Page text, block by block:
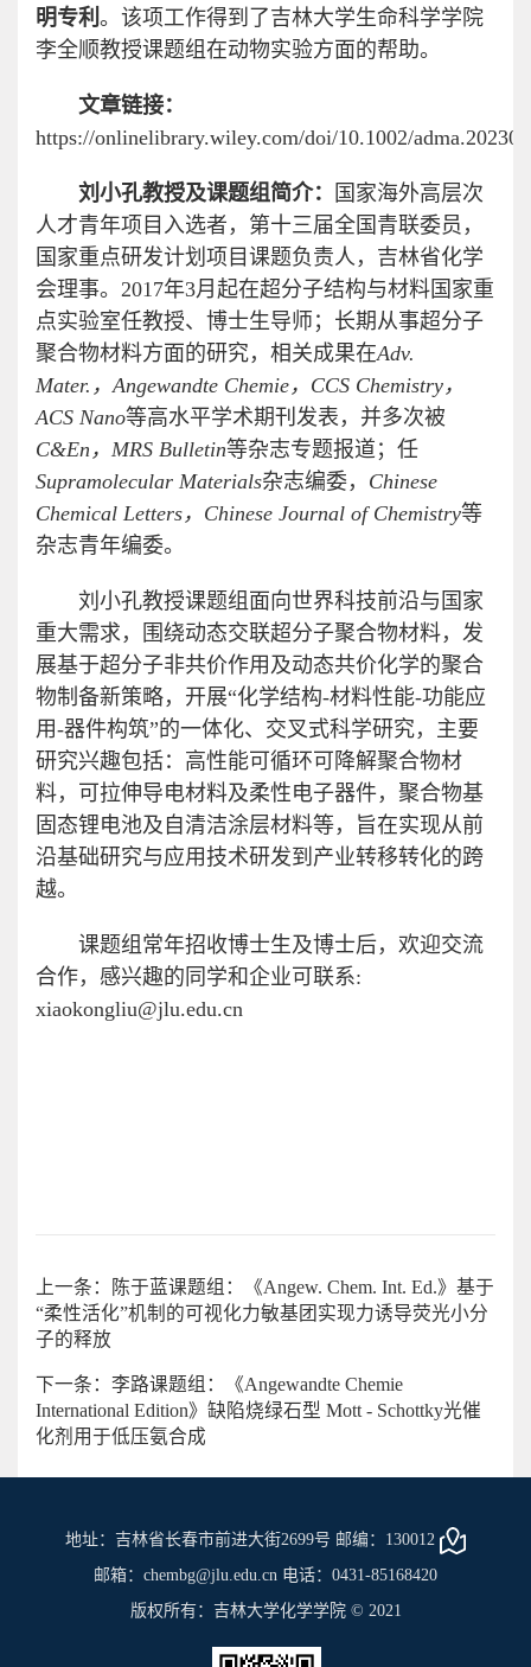
明专利 。该项工作得到了吉林大学生命科学学院
李全顺教授课题组在动物实验方面的帮助。
文章链接：
https://onlinelibrary.wiley.com/doi/10.1002/
刘小孔教授及课题组简介：
国家海外高层次
人才青年项目入选者，第十三届全国青联委员，
国家重点研发计划项目课题负责人，吉林省化学
会理事。2017年3月起在超分子结构与材料国家重
点实验室任教授、博士生导师；长期从事超分子
聚合物材料方面的研究，相关成果在Adv.
Mater. ，Angewandte Chemie，CCS Chemistry，
ACS Nano等高水平学术期刊发表，并多次被
C&En ，MRS Bulletin等杂志专题报道；任
Supramolecular Materials杂志编委， Chinese
Chemical Letters，Chinese Journal of Chemistry等
杂志青年编委。
刘小孔教授课题组面向世界科技前沿与国家
重大需求，围绕动态交联超分子聚合物材料，发
展基于超分子非共价作用及动态共价化学的聚合
物制备新策略，开展“化学结构-材料性能-功能应
用-器件构筑”的一体化、交叉式科学研究，主要
研究兴趣包括：高性能可循环可降解聚合物材
料，可拉伸导电材料及柔性电子器件，聚合物基
固态锂电池及自清洁涂层材料等，旨在实现从前
沿基础研究与应用技术研发到产业转移转化的跨
越。
课题组常年招收博士生及博士后，欢迎交流
合作，感兴趣的同学和企业可联系:
xiaokongliu@jlu.edu.cn
上一条：陈于蓝课题组：《Angew. Chem. Int. Ed.》基于
“柔性活化”机制的可视化力敏基团实现力诱导荧光小分
子的释放
下一条：李路课题组：《Angewandte Chemie
International Edition》缺陷烧绿石型 Mott - Schottky光催
化剂用于低压氨合成
地址：吉林省长春市前进大街2699号 邮编：130012
邮箱：chembg@jlu.edu.cn 电话：0431-85168420
版权所有：吉林大学化学学院 © 2021